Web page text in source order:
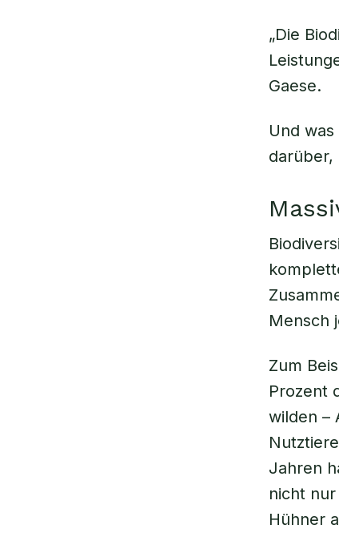
„Die
Gaese.
Und
darüber,
Mensch
Zum
Prozent
wilden –
Jahren
nicht
Hühner